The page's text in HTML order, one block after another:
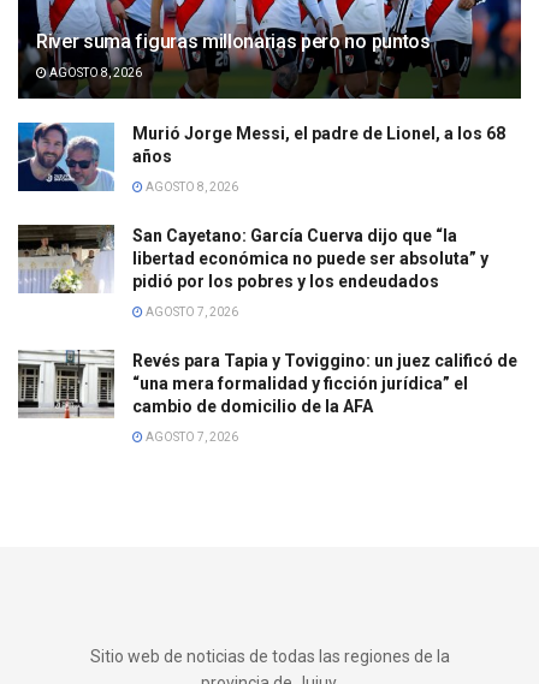
River suma figuras millonarias pero no puntos
AGOSTO 8, 2026
Murió Jorge Messi, el padre de Lionel, a los 68
años
AGOSTO 8, 2026
San Cayetano: García Cuerva dijo que “la
libertad económica no puede ser absoluta” y
pidió por los pobres y los endeudados
AGOSTO 7, 2026
Revés para Tapia y Toviggino: un juez calificó de
“una mera formalidad y ficción jurídica” el
cambio de domicilio de la AFA
AGOSTO 7, 2026
Sitio web de noticias de todas las regiones de la